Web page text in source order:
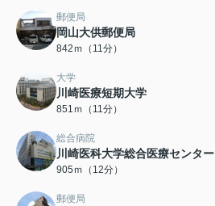
郵便局
岡山大供郵便局
842ｍ（11分）
大学
川崎医療短期大学
851ｍ（11分）
総合病院
川崎医科大学総合医療センター
905ｍ（12分）
郵便局